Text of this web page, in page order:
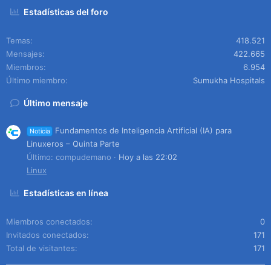
Estadísticas del foro
Temas
418.521
Mensajes
422.665
Miembros
6.954
Último miembro
Sumukha Hospitals
Último mensaje
Noticia
Fundamentos de Inteligencia Artificial (IA) para
Linuxeros – Quinta Parte
Último: compudemano
Hoy a las 22:02
Linux
Estadísticas en línea
Miembros conectados
0
Invitados conectados
171
Total de visitantes
171